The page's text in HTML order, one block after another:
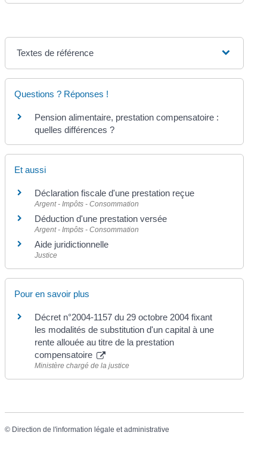
Textes de référence
Questions ? Réponses !
Pension alimentaire, prestation compensatoire :
quelles différences ?
Et aussi
Déclaration fiscale d'une prestation reçue
Argent - Impôts - Consommation
Déduction d'une prestation versée
Argent - Impôts - Consommation
Aide juridictionnelle
Justice
Pour en savoir plus
Décret n°2004-1157 du 29 octobre 2004 fixant
les modalités de substitution d'un capital à une
rente allouée au titre de la prestation
compensatoire
Ministère chargé de la justice
© Direction de l'information légale et administrative